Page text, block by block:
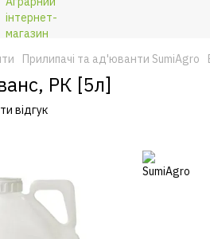
Прилипачі та ад'юванти SumiAgro
РК [5л]
відгук